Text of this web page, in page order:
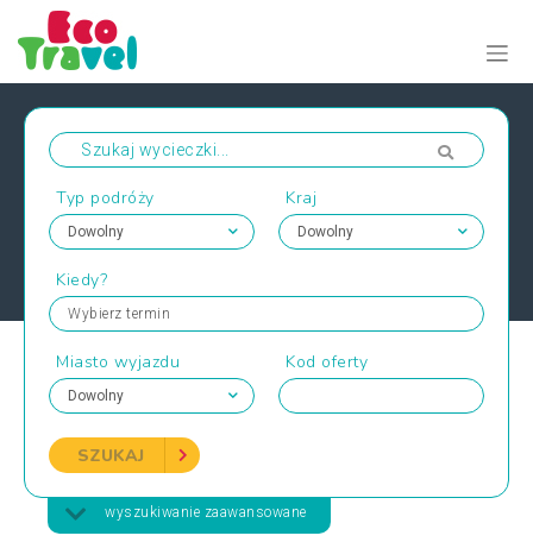
Typ podróży Kraj
Kiedy?
Wybierz termin
Miasto wyjazdu Kod oferty
SZUKAJ
wyszukiwanie zaawansowane